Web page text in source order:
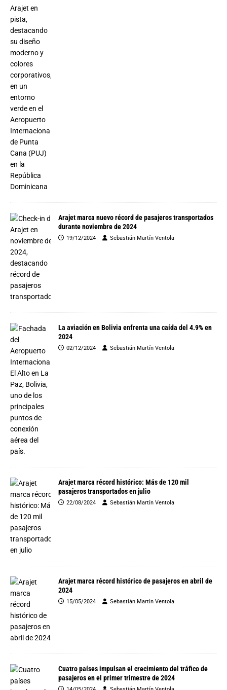
Arajet marca nuevo récord de pasajeros transportados
durante noviembre de 2024
19/12/2024 Sebastián Martín Ventola
La aviación en Bolivia enfrenta una caída del 4.9% en
2024
02/12/2024 Sebastián Martín Ventola
Arajet marca récord histórico: Más de 120 mil
pasajeros transportados en julio
22/08/2024 Sebastián Martín Ventola
Arajet marca récord histórico de pasajeros en abril de
2024
15/05/2024 Sebastián Martín Ventola
Cuatro países impulsan el crecimiento del tráfico de
pasajeros en el primer trimestre de 2024